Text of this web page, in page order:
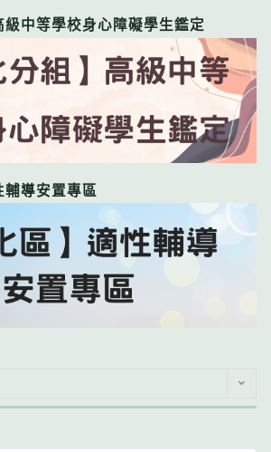
級中等學校身心障礙學生鑑定
輔導安置專區